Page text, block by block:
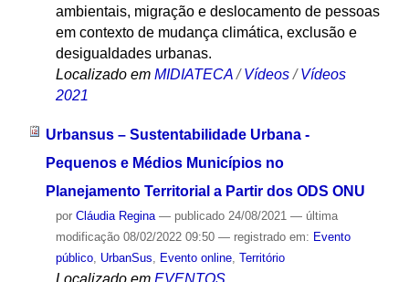
ambientais, migração e deslocamento de pessoas
em contexto de mudança climática, exclusão e
desigualdades urbanas.
Localizado em MIDIATECA /Vídeos /Vídeos
2021
Urbansus – Sustentabilidade Urbana -
Pequenos e Médios Municípios no
Planejamento Territorial a Partir dos ODS ONU
por Cláudia Regina — publicado24/08/2021 — última
modificação08/02/2022 09:50 — registrado em: Evento
público, UrbanSus Evento online, Território
Localizado em EVENTOS